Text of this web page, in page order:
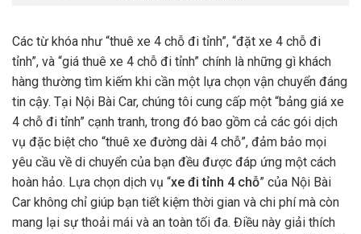
Các từ khóa như “thuê xe 4 chỗ đi tỉnh”, “đặt xe 4 chỗ đi
tỉnh”, và “giá thuê xe 4 chỗ đi tỉnh” chính là những gì khách
hàng thường tìm kiếm khi cần một lựa chọn vận chuyển đáng
tin cậy. Tại Nội Bài Car, chúng tôi cung cấp một “bảng giá xe
4 chỗ đi tỉnh” cạnh tranh, trong đó bao gồm cả các gói dịch
vụ đặc biệt cho “thuê xe đường dài 4 chỗ”, đảm bảo mọi
yêu cầu về di chuyển của bạn đều được đáp ứng một cách
hoàn hảo. Lựa chọn dịch vụ “xe đi tỉnh 4 chỗ” của Nội Bài
Car không chỉ giúp bạn tiết kiệm thời gian và chi phí mà còn
mang lại sự thoải mái và an toàn tối đa. Điều này giải thích